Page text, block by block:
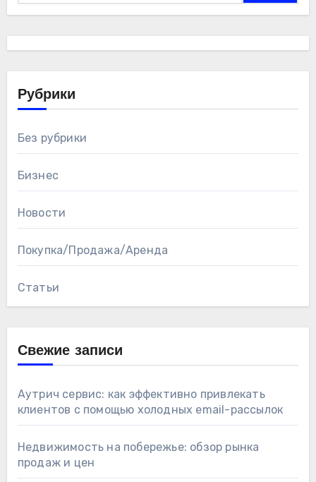
Рубрики
Без рубрики
Бизнес
Новости
Покупка/Продажа/Аренда
Статьи
Свежие записи
Аутрич сервис: как эффективно привлекать
клиентов с помощью холодных email-рассылок
Недвижимость на побережье: обзор рынка
продаж и цен